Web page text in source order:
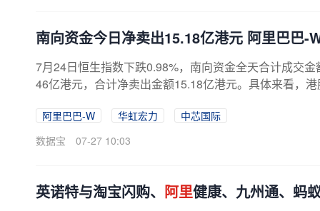
南向资金今日净卖出15.18亿港元 阿里巴巴-
7月24日恒生指数下跌0.98%，南向资金全天合计成交
46亿港元，合计净卖出金额15.18亿港元。具体来看，
阿里巴巴-W 华虹宏力
中芯国际
数据宝
07-27 10:03
英诺特与淘宝闪购、 阿里健康、九州通、蚂